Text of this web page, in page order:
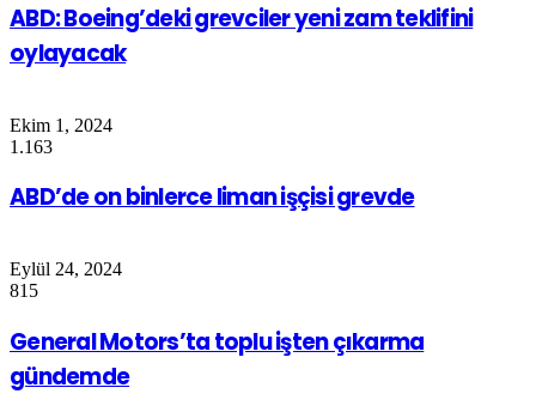
ABD: Boeing’deki grevciler yeni zam teklifini
oylayacak
Ekim 1, 2024
1.163
ABD’de on binlerce liman işçisi grevde
Eylül 24, 2024
815
General Motors’ta toplu işten çıkarma
gündemde